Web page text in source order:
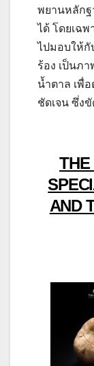
พยานหลักฐ
ได้ โดยเฉ
ไปมอบให้กั
ร้อง เป็นภ
น้ำตาล เพื่
ชัดเจน ซึ่ง
THE
AND